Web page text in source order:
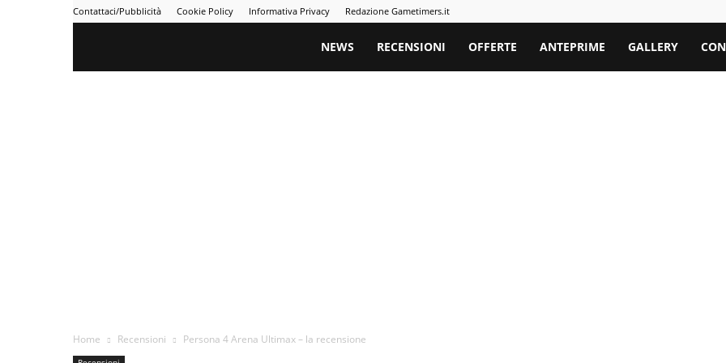
Contattaci/Pubblicità Cookie Policy Informativa Privacy Redazione Gametimers.it
Gametimers
NEWS RECENSIONI OFFERTE ANTEPRIME GALLERY
Home Recensioni Persona 4 Arena Ultimax – la recensione